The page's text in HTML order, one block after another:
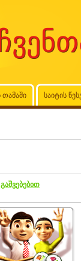
საიტის
გაშვებებით